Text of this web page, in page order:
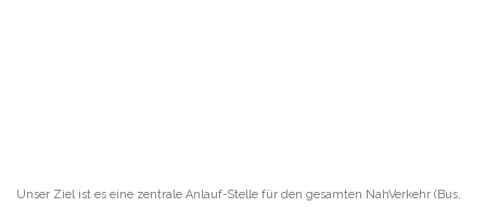
Unser Ziel ist es eine zentrale Anlauf-Stelle für den gesamten NahVerkehr (Bus,